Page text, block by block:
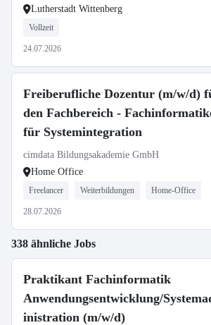
Lutherstadt Wittenberg
Vollzeit
24.07.2026
Freiberufliche Dozentur (m/w/d)
den Fachbereich -
für Systemintegration
cimdata Bildungsakademie GmbH
Home Office
Freelancer Weiterbildungen Home-Office
28.07.2026
338 ähnliche Jobs
Praktikant Fachinformatik
Anwendungsentwicklung/
inistration (m/w/d)